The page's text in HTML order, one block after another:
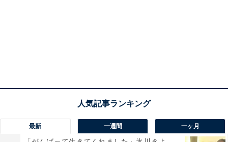
最新 一週間 一ヶ月